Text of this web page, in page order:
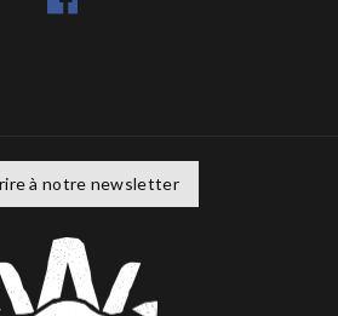
à notre newsletter